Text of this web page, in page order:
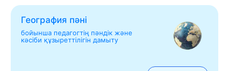
География пәні
бойынша педагогтің пәндік және
кәсіби құзыреттілігін дамыту